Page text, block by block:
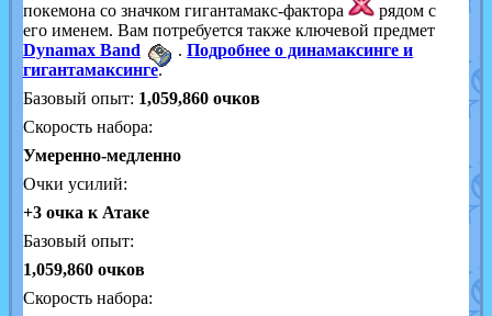
покемона со значком гигантамакс-фактора
рядом с
его именем. Вам потребуется также ключевой предмет
Dynamax Band
.Подробнее о динамаксинге и
гигантамаксинге.
Базовый опыт: 1,059,860очков
Скорость набора:
Умеренно-медленно
Очки усилий:
+3 очка к Атаке
Базовый опыт:
1,059,860 очков
Скорость набора: